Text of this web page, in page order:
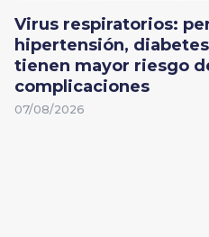
Virus respiratorios:
hipertensión,
tienen mayor riesgo
complicaciones
07/08/2026